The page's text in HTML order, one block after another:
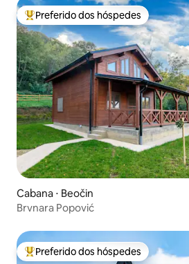
Entre os melhores preferidos dos
Preferido dos hóspedes
Cabana ⋅ Beočin
Brvnara Popović
Entre os melhores preferidos dos
Preferido dos hóspedes